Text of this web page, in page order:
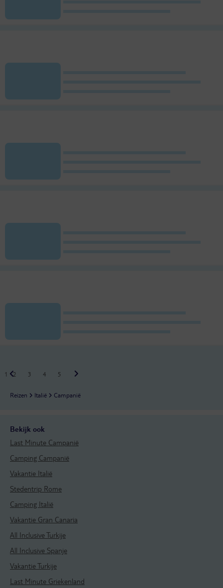
1 2 3 4 5
Reizen Italië Campanië
Bekijk ook
Last Minute Campanië
Camping Campanië
Vakantie Italië
Stedentrip Rome
Camping Italië
Vakantie Gran Canaria
All Inclusive Turkije
All Inclusive Spanje
Vakantie Turkije
Last Minute Griekenland